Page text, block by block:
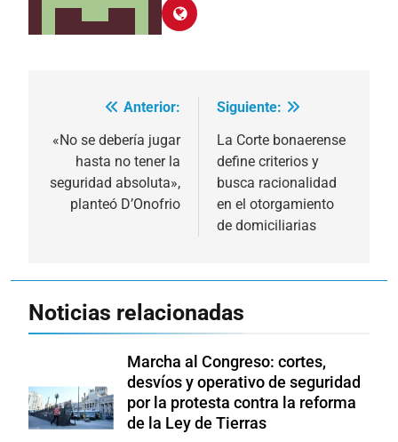
Navegación
de
entradas
Anterior:
«No se debería jugar
hasta no tener la
seguridad absoluta»,
planteó D’Onofrio
Siguiente:
La Corte bonaerense
define criterios y
busca racionalidad
en el otorgamiento
de domiciliarias
Noticias relacionadas
Marcha al Congreso: cortes,
desvíos y operativo de seguridad
por la protesta contra la reforma
de la Ley de Tierras